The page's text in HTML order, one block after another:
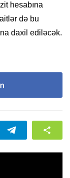
hesabına
də bu
daxil ediləcək.